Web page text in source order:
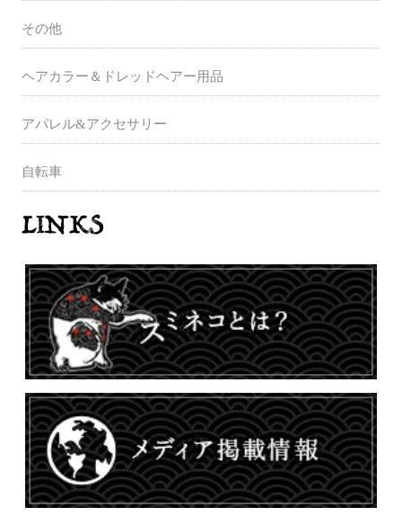
その他
ヘアカラー＆ドレッドヘアー用品
アパレル&アクセサリー
自転車